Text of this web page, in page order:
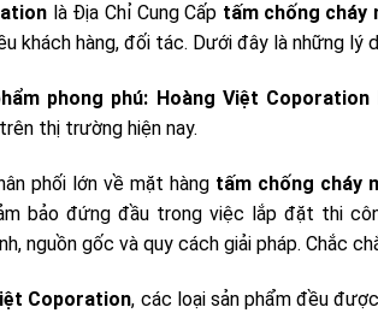
là Địa Chỉ Cung Cấp tấm chống
khách hàng, đối tác. Dưới đây là những lý
phong phú: Hoàng Việt Coporation
thị trường hiện nay.
phối lớn về mặt hàng tấm chống cháy
bảo đứng đầu trong việc lắp đặt thi
nguồn gốc và quy cách giải pháp. Chắc
Coporation, các loại sản phẩm đều